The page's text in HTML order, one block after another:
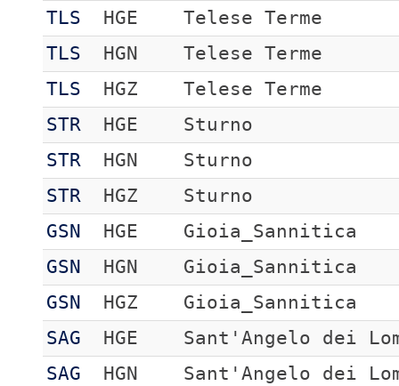
TLS
HGE
Telese Terme
TLS
HGN
Telese Terme
TLS
HGZ
Telese Terme
STR
HGE
Sturno
STR
HGN
Sturno
STR
HGZ
Sturno
GSN
HGE
Gioia_Sannitica
GSN
HGN
Gioia_Sannitica
GSN
HGZ
Gioia_Sannitica
SAG
HGE
Sant'Angelo dei
SAG
HGN
Sant'Angelo dei